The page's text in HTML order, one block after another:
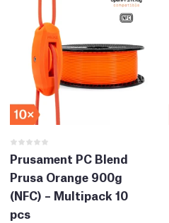
Prusament PC Blend
Prusa Orange 900g
(NFC) – Multipack 10
pcs